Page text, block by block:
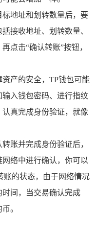
标地址和划转数量后，要
接收地址、划转数量、
点击“确认转账”按钮，
资产的安全，TP钱包可能
入钱包密码、进行指纹
真完成身份验证，就像
转账并完成身份验证后，
络中进行确认，你可以
账的状态，由于网络情况
间，当交易确认完成
。